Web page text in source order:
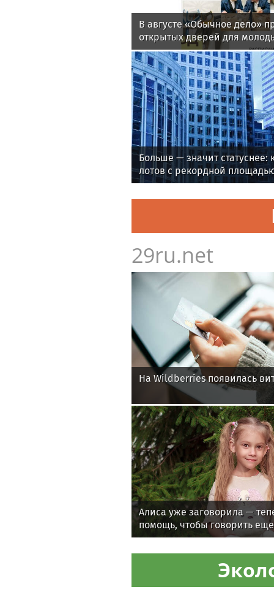
В августе «Обычное дело»
открытых дверей для
ментальными
Больше — значит статуснее:
лотов с рекордной
29ru.net
На Wildberries появилась
Алиса уже заговорила —
помощь, чтобы говорить